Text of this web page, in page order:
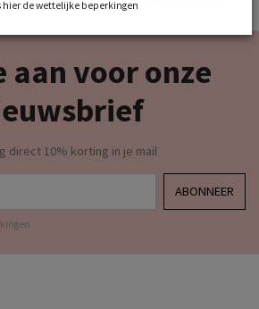
aan voor onze
direct 10% korting in je mail
ABONNEER
hier de wettelijke beperkingen